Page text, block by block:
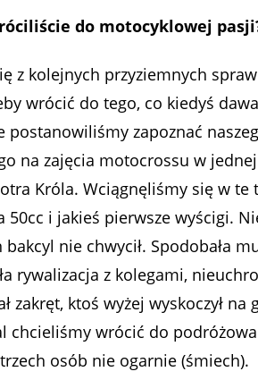
do motocyklowej
z kolejnych przyziemnych
wrócić do tego, co kiedyś
postanowiliśmy zapoznać
na zajęcia motocrossu w jednej
Króla. Wciągnęliśmy się w te
50cc i jakieś pierwsze wyścigi.
bakcyl nie chwycił. Spodobała
rywalizacja z kolegami,
zakręt, ktoś wyżej wyskoczył na
chcieliśmy wrócić do
osób nie ogarnie (śmiech).